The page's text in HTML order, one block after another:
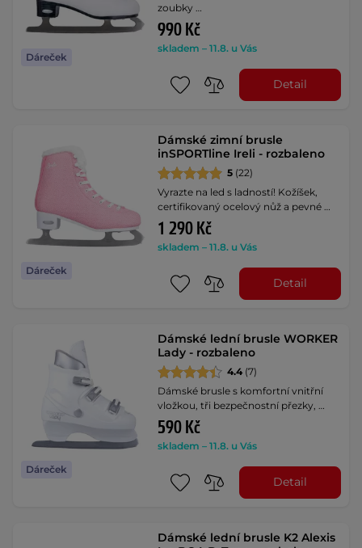
Dáreček
zoubky …
990 Kč
skladem – 11.8. u Vás
Detail
Dáreček
Dámské zimní brusle
inSPORTline Ireli - rozbaleno
5 (22)
Vyrazte na led s ladností! Kožíšek,
certifikovaný ocelový nůž a pevné …
1 290 Kč
skladem – 11.8. u Vás
Detail
Dáreček
Dámské lední brusle WORKER
Lady - rozbaleno
4.4 (7)
Dámské brusle s komfortní vnitřní
vložkou, tři bezpečnostní přezky, …
590 Kč
skladem – 11.8. u Vás
Detail
Dámské lední brusle K2 Alexis